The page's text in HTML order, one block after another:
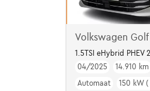
Volkswagen Golf
1.5TSI eHybrid PHEV
04/2025
14.910 km
Automaat
150 kW (